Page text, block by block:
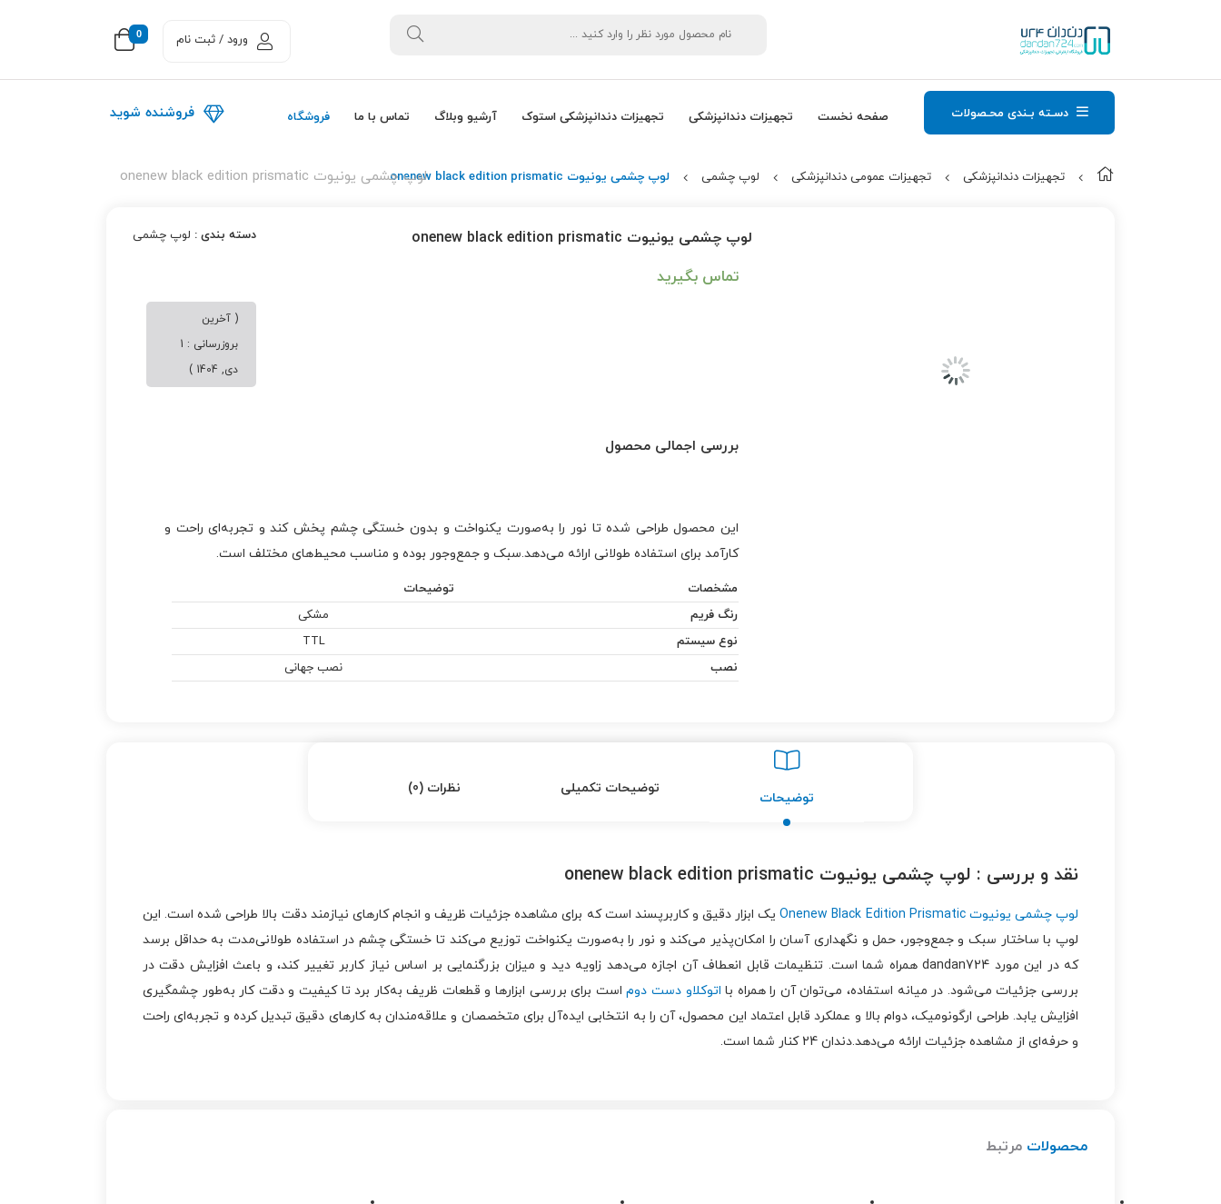
0 ورود / ثبت نام
دسـته بـندی محـصولات صفحه نخست تجهیزات دندانپزشکی تجهیزات دندانپزشکی استوک آرشیو وبلاگ تماس با ما فروشگاه فروشنده شوید
لوپ چشمی یونیوت onenew black edition prismatic تجهیزات دندانپزشکی تجهیزات عمومی دندانپزشکی لوپ چشمی لوپ چشمی یونیوت onenew black edition prismatic
لوپ چشمی یونیوت onenew black edition prismatic
تماس بگیرید
دسته بندی : لوپ چشمی
( آخرین
بروزرسانی : 1
دی, 1404 )
بررسی اجمالی محصول
این محصول طراحی شده تا نور را به‌صورت یکنواخت و بدون خستگی چشم پخش کند و تجربه‌ای راحت و
کارآمد برای استفاده طولانی ارائه می‌دهد.سبک و جمع‌وجور بوده و مناسب محیط‌های مختلف است.
مشخصات
توضیحات
رنگ فریم
مشکی
نوع سیستم
TTL
نصب
نصب جهانی
توضیحات
توضیحات تکمیلی نظرات (0)
نقد و بررسی : لوپ چشمی یونیوت onenew black edition prismatic
لوپ چشمی یونیوت Onenew Black Edition Prismatic
یک ابزار دقیق و کاربرپسند است که برای مشاهده جزئیات ظریف و انجام کارهای نیازمند دقت بالا طراحی شده است. این
لوپ با ساختار سبک و جمع‌وجور، حمل و نگهداری آسان را امکان‌پذیر می‌کند و نور را به‌صورت یکنواخت توزیع می‌کند تا خستگی چشم در استفاده طولانی‌مدت به حداقل برسد
که در این مورد dandan724 همراه شما است. تنظیمات قابل انعطاف آن اجازه می‌دهد زاویه دید و میزان بزرگنمایی بر اساس نیاز کاربر تغییر کند، و باعث افزایش دقت در
بررسی جزئیات می‌شود. در میانه استفاده، می‌توان آن را همراه با اتوکلاو دست دوم است برای بررسی ابزارها و قطعات ظریف به‌کار برد تا کیفیت و دقت کار به‌طور چشمگیری
افزایش یابد. طراحی ارگونومیک، دوام بالا و عملکرد قابل اعتماد این محصول، آن را به انتخابی ایده‌آل برای متخصصان و علاقه‌مندان به کارهای دقیق تبدیل کرده و تجربه‌ای راحت
و حرفه‌ای از مشاهده جزئیات ارائه می‌دهد.دندان 24 کنار شما است.
محصولات مرتبط